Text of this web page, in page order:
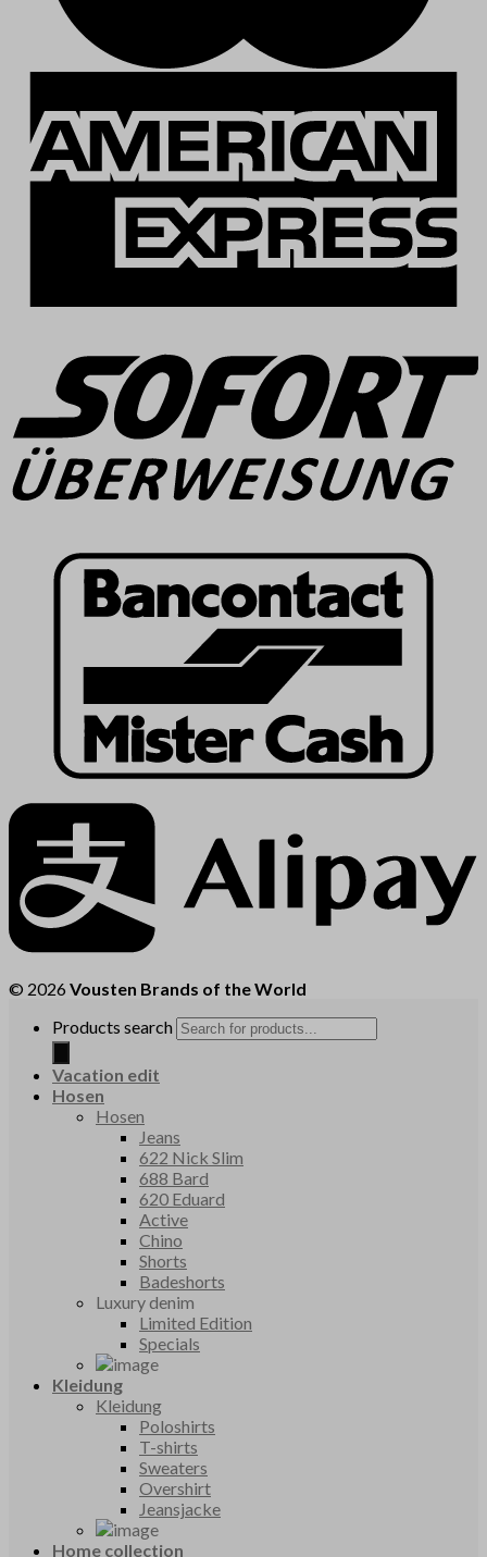
© 2026 Vousten Brands of the World
Products search
Vacation edit
Hosen
Hosen
Jeans
622 Nick Slim
688 Bard
620 Eduard
Active
Chino
Shorts
Badeshorts
Luxury denim
Limited Edition
Specials
Kleidung
Kleidung
Poloshirts
T-shirts
Sweaters
Overshirt
Jeansjacke
Home collection